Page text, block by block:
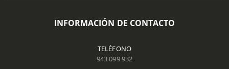
INFORMACIÓN DE CONTACTO
TELÉFONO
943 099 932